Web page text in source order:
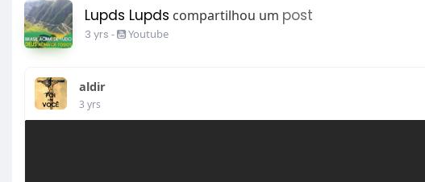
Lupds Lupds compartilhou um post
3 yrs - Youtube
aldir
3 yrs